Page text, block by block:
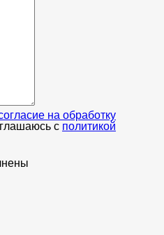
на обработку
с политикой